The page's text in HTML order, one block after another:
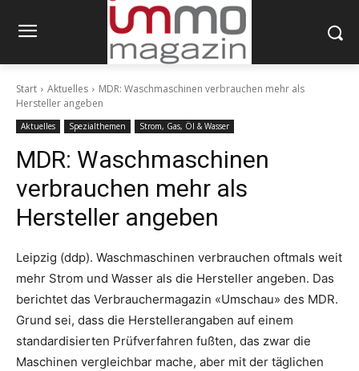
Start Aktuelles
MDR: Waschmaschinen verbrauchen mehr als
Hersteller angeben
Aktuelles Spezialthemen Strom, Gas, Öl & Wasser
MDR: Waschmaschinen
verbrauchen mehr als
Hersteller angeben
Leipzig (ddp). Waschmaschinen verbrauchen oftmals weit
mehr Strom und Wasser als die Hersteller angeben. Das
berichtet das Verbrauchermagazin «Umschau» des MDR.
Grund sei, dass die Herstellerangaben auf einem
standardisierten Prüfverfahren fußten, das zwar die
Maschinen vergleichbar mache, aber mit der täglichen